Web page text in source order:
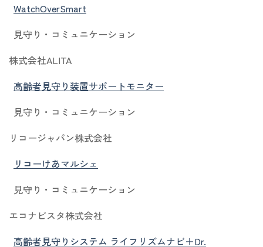
WatchOverSmart
見守り・コミュニケーション
株式会社ALITA
高齢者見守り装置サポートモニター
見守り・コミュニケーション
リコージャパン株式会社
リコーけあマルシェ
見守り・コミュニケーション
エコナビスタ株式会社
高齢者見守りシステム ライフリズムナビ＋Dr.